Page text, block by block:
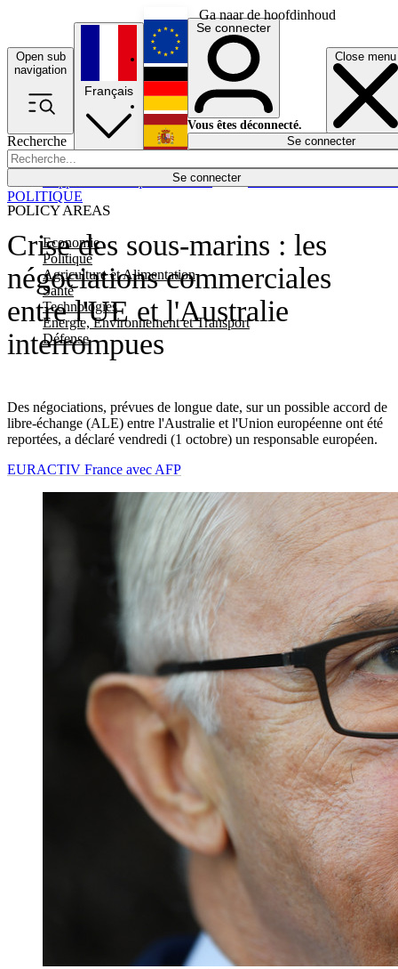
Ga naar de hoofdinhoud
Open sub
navigation
Close menu
Recherche
Se connecter
POLICY AREAS
Economie
Politique
Agriculture et Alimentation
Santé
Technologies
Energie, Environnement et Transport
Défense
Économie
Français
English
Deutsch
Español
Se connecter
Vous êtes déconnecté.
Se connecter
Crise des sous-marins : les
négociations commerciales
entre l'UE et l'Australie
interrompues
Des négociations, prévues de longue date, sur un possible accord de
libre-échange (ALE) entre l'Australie et l'Union européenne ont été
reportées, a déclaré vendredi (1 octobre) un responsable européen.
POLITIQUE
EURACTIV France avec AFP